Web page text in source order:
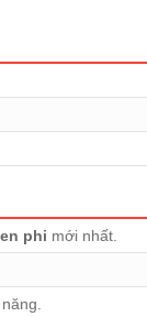
phi mới nhất.